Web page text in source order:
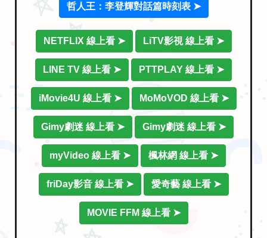
哲人王：李登輝對話篇時刻表 ➤
NETFLIX 線上看 ➤ LiTV影視 線上看 ➤
LINE TV 線上看 ➤ PTTPLAY 線上看 ➤
iMovie4U 線上看 ➤ MoMoVOD 線上看 ➤
Gimy劇迷 線上看 ➤ Gimy劇迷 線上看 ➤
myVideo 線上看 ➤ 楓林網 線上看 ➤
friDay影音 線上看 ➤ 愛奇藝 線上看 ➤
MOVIE FFM 線上看 ➤